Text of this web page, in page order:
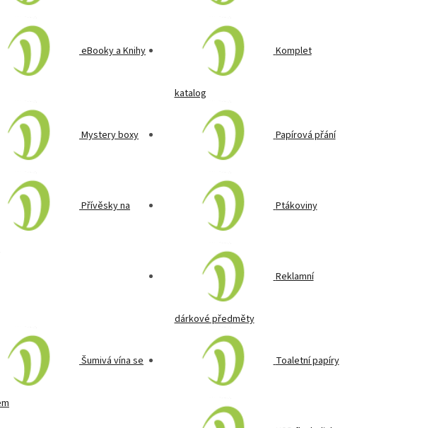
eBooky a Knihy Komplet
katalog
Mystery boxy Papírová přání
Přívěsky na Ptákoviny
Reklamní
dárkové předměty
Šumivá vína se Toaletní papíry